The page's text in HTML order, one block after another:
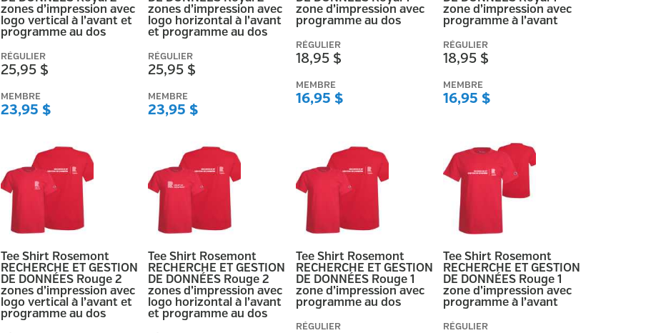
zones d’impression avec
logo vertical à l’avant et
programme au dos
RÉGULIER
25,95 $
MEMBRE
23,95 $
zones d’impression avec
logo horizontal à l’avant
et programme au dos
RÉGULIER
25,95 $
MEMBRE
23,95 $
zone d’impression avec
programme au dos
RÉGULIER
18,95 $
MEMBRE
16,95 $
zone d’impression avec
programme à l’avant
RÉGULIER
18,95 $
MEMBRE
16,95 $
Tee Shirt Rosemont
RECHERCHE ET GESTION
DE DONNÉES Rouge 2
zones d’impression avec
logo vertical à l’avant et
programme au dos
Tee Shirt Rosemont
RECHERCHE ET GESTION
DE DONNÉES Rouge 2
zones d’impression avec
logo horizontal à l’avant
et programme au dos
Tee Shirt Rosemont
RECHERCHE ET GESTION
DE DONNÉES Rouge 1
zone d’impression avec
programme au dos
RÉGULIER
Tee Shirt Rosemont
RECHERCHE ET GESTION
DE DONNÉES Rouge 1
zone d’impression avec
programme à l’avant
RÉGULIER